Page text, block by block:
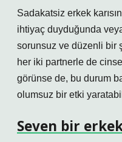
Sadakatsiz erkek
ihtiyaç duyduğunda
sorunsuz ve düzenli bir
her iki partnerle de
görünse de, bu durum
olumsuz bir etki
Seven bir